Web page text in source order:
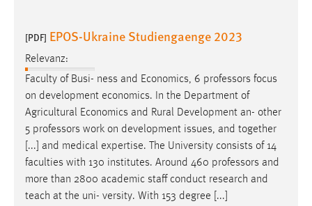
[PDF] EPOS-Ukraine Studiengaenge 2023
Relevanz:
Faculty of Busi- ness and Economics, 6 professors focus
on development economics. In the Department of
Agricultural Economics and Rural Development an- other
5 professors work on development issues, and together
[...] and medical expertise. The University consists of 14
faculties with 130 institutes. Around 460 professors and
more than 2800 academic staff conduct research and
teach at the uni- versity. With 153 degree [...]